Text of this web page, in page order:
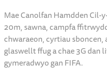
Mae Canolfan Hamdden
20m, sawna, campfa
chwaraeon, cyrtiau
glaswellt ffug a chae 3G dan
gymeradwyo gan FIFA.